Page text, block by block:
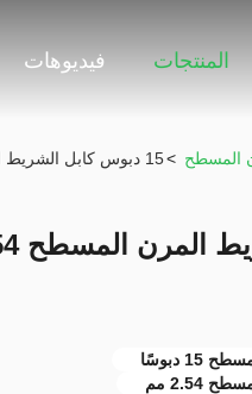
المنتجات فيديوهات
المسطح >15 دبوس كابل الشريط المرن المسطح 2.54 مم موصل LVDS الملعب
دبوسًا
مم